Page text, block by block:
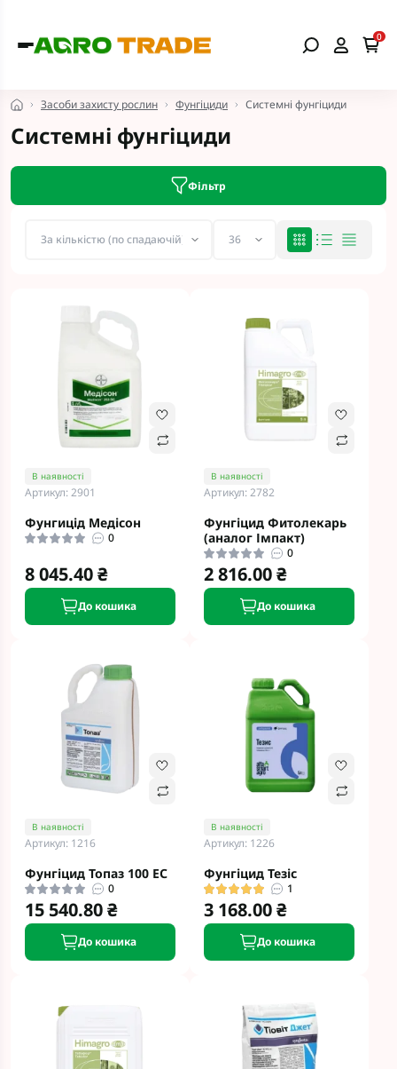
0
Засоби захисту рослин Фунгіциди Системні фунгіциди
Системні фунгіциди
Фільтр
В наявності
Артикул: 2901
Фунгицід Медісон
0
8 045.40 ₴
До кошика
В наявності
Артикул: 2782
Фунгіцид Фитолекарь
(аналог Імпакт)
0
2 816.00 ₴
До кошика
В наявності
Артикул: 1216
Фунгіцид Топаз 100 ЕС
0
15 540.80 ₴
До кошика
В наявності
Артикул: 1226
Фунгіцид Тезіс
1
3 168.00 ₴
До кошика